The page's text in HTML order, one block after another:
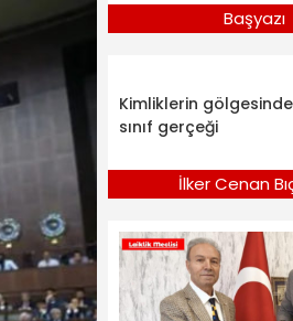
Başyazı
Kimliklerin
sınıf gerçeği
İlker Cenan